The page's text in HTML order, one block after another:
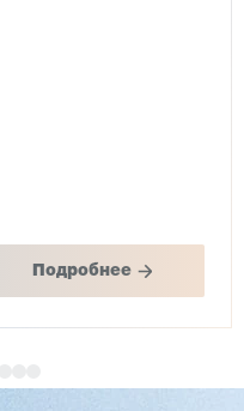
Подробнее